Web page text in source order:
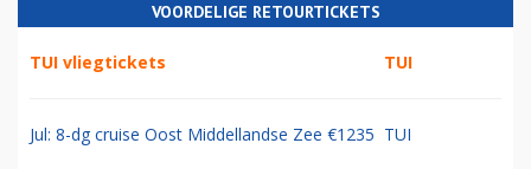
VOORDELIGE RETOURTICKETS
TUI vliegtickets TUI
Jul: 8-dg cruise Oost Middellandse Zee €1235 TUI